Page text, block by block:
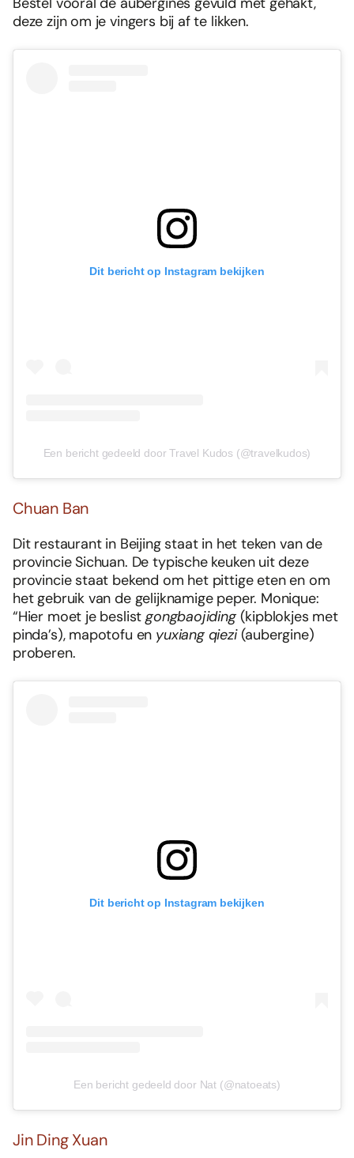
deze zijn om je vingers bij af te likken.
Dit bericht op Instagram bekijken
Een bericht gedeeld door Travel Kudos (@travelkudos)
Chuan Ban
Dit restaurant in Beijing staat in het teken van de
provincie Sichuan. De typische keuken uit deze
provincie staat bekend om het pittige eten en om
het gebruik van de gelijknamige peper. Monique:
“Hier moet je beslistgongbaojiding(kipblokjes met
pinda’s), mapotofu en yuxiang qiezi(aubergine)
proberen.
Dit bericht op Instagram bekijken
Een bericht gedeeld door Nat (@natoeats)
Jin Ding Xuan